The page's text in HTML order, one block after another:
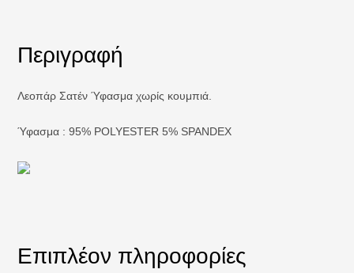
Περιγραφή
Λεοπάρ Σατέν Ύφασμα χωρίς κουμπιά.
Ύφασμα : 95% POLYESTER 5% SPANDEX
Επιπλέον πληροφορίες